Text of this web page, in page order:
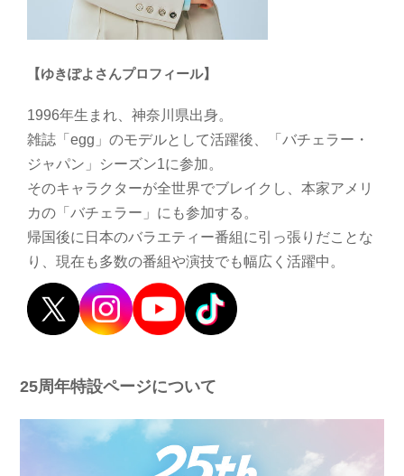
【ゆきぽよさんプロフィール】
1996年生まれ、神奈川県出身。
雑誌「egg」のモデルとして活躍後、「バチェラー・
ジャパン」シーズン1に参加。
そのキャラクターが全世界でブレイクし、本家アメリ
カの「バチェラー」にも参加する。
帰国後に日本のバラエティー番組に引っ張りだことな
り、現在も多数の番組や演技でも幅広く活躍中。
25周年特設ページについて